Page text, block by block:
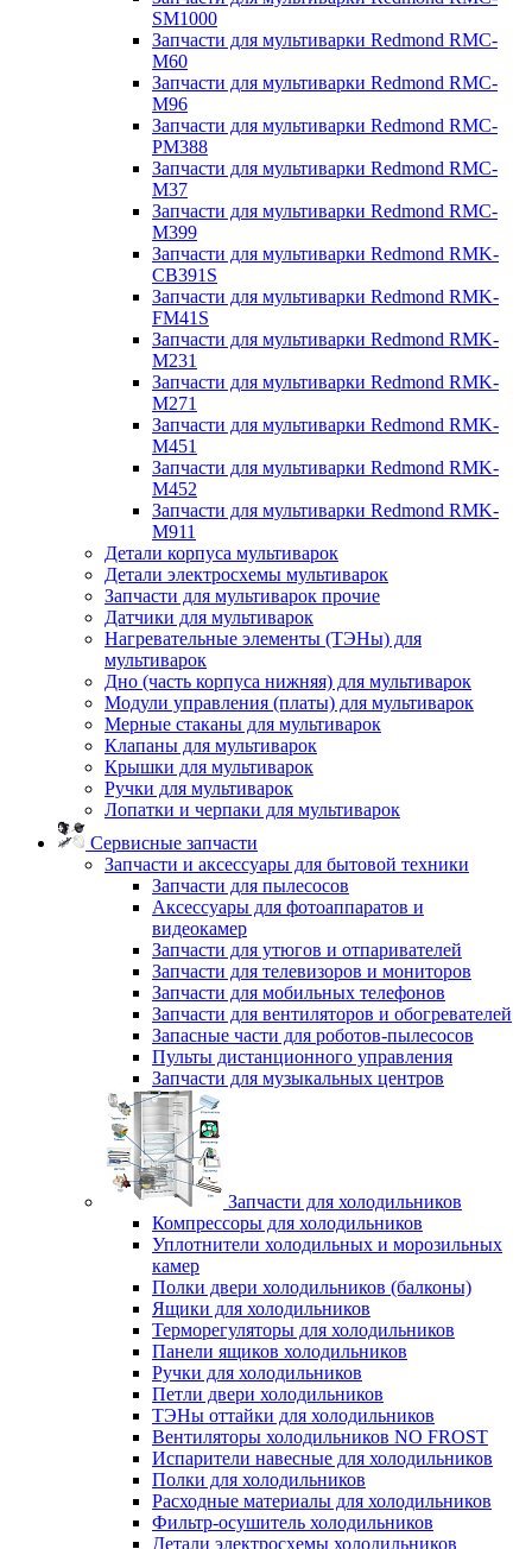
SM1000
Запчасти для мультиварки Redmond RMC-
M60
Запчасти для мультиварки Redmond RMC-
M96
Запчасти для мультиварки Redmond RMC-
PM388
Запчасти для мультиварки Redmond RMC-
M37
Запчасти для мультиварки Redmond RMC-
M399
Запчасти для мультиварки Redmond RMK-
CB391S
Запчасти для мультиварки Redmond RMK-
FM41S
Запчасти для мультиварки Redmond RMK-
M231
Запчасти для мультиварки Redmond RMK-
M271
Запчасти для мультиварки Redmond RMK-
M451
Запчасти для мультиварки Redmond RMK-
M452
Запчасти для мультиварки Redmond RMK-
M911
Детали корпуса мультиварок
Детали электросхемы мультиварок
Запчасти для мультиварок прочие
Датчики для мультиварок
Нагревательные элементы (ТЭНы) для
мультиварок
Дно (часть корпуса нижняя) для мультиварок
Модули управления (платы) для мультиварок
Мерные стаканы для мультиварок
Клапаны для мультиварок
Крышки для мультиварок
Ручки для мультиварок
Лопатки и черпаки для мультиварок
Сервисные запчасти
Запчасти и аксессуары для бытовой техники
Запчасти для пылесосов
Аксессуары для фотоаппаратов и
видеокамер
Запчасти для утюгов и отпаривателей
Запчасти для телевизоров и мониторов
Запчасти для мобильных телефонов
Запчасти для вентиляторов и обогревателей
Запасные части для роботов-пылесосов
Пульты дистанционного управления
Запчасти для музыкальных центров
Запчасти для холодильников
Компрессоры для холодильников
Уплотнители холодильных и морозильных
камер
Полки двери холодильников (балконы)
Ящики для холодильников
Терморегуляторы для холодильников
Панели ящиков холодильников
Ручки для холодильников
Петли двери холодильников
ТЭНы оттайки для холодильников
Вентиляторы холодильников NO FROST
Испарители навесные для холодильников
Полки для холодильников
Расходные материалы для холодильников
Фильтр-осушитель холодильников
Детали электросхемы холодильников